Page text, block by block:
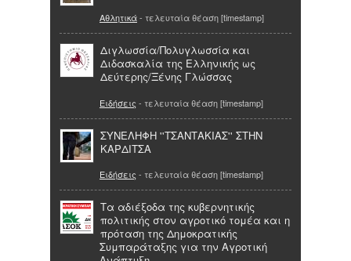
Αθλητικά- τελευταία θέαση [timestamp]
Διγλωσσία/Πολυγλωσσία και
Διδασκαλία της Ελληνικής ως
Δεύτερης/Ξένης Γλώσσας
Ειδήσεις - τελευταία θέαση [timestamp]
ΣΥΝΕΛΗΦΗ ''ΤΣΑΝΤΑΚΙΑΣ'' ΣΤΗΝ
ΚΑΡΔΙΤΣΑ
Ειδήσεις - τελευταία θέαση [timestamp]
Τα αδιέξοδα της κυβερνητικής
πολιτικής στον αγροτικό τομέα και η
πρόταση της Δημοκρατικής
Συμπαράταξης για την Αγροτική